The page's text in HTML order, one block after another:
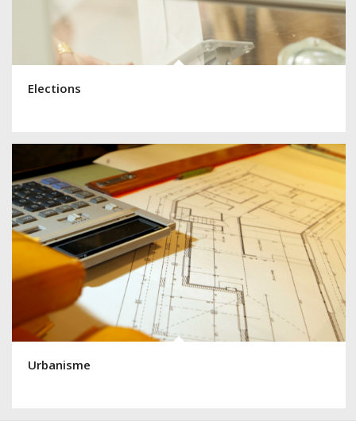
Elections
Urbanisme